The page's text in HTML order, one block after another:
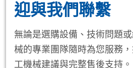
迎與我們聯繫
無論是選購設備、技術問題
械的專業團隊隨時為您服務
工機械建議與完整售後支持。